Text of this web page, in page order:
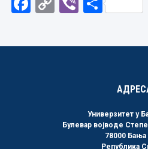
Универзитет у
Булевар војводе
78000 Бања
Република